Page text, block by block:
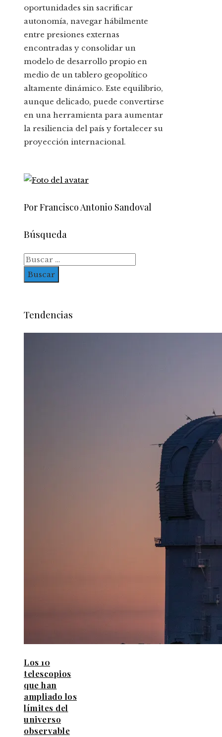
oportunidades sin sacrificar
autonomía, navegar hábilmente
entre presiones externas
encontradas y consolidar un
modelo de desarrollo propio en
medio de un tablero geopolítico
altamente dinámico. Este equilibrio,
aunque delicado, puede convertirse
en una herramienta para aumentar
la resiliencia del país y fortalecer su
proyección internacional.
Por Francisco Antonio Sandoval
Búsqueda
Buscar:
Tendencias
Los 10
telescopios
que han
ampliado los
límites del
universo
observable